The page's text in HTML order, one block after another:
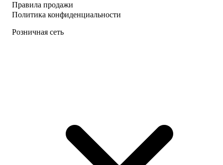
Правила продажи
Политика конфиденциальности
Розничная сеть